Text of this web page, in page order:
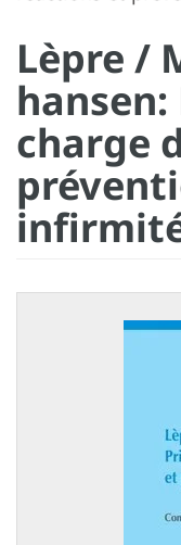
Lèpre /
hansen:
charge